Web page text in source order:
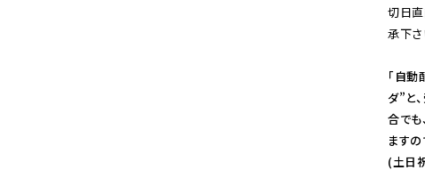
切日
承下さ
「自
ダ”と
合でも
ます
(土日